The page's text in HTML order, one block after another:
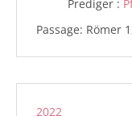
Prediger :
Passage: Römer
2022